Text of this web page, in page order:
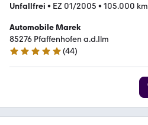
Unfallfrei • EZ 01/2005 • 105.000 km
Automobile Marek
85276 Pfaffenhofen a.d.Ilm
5 Sterne
(44)